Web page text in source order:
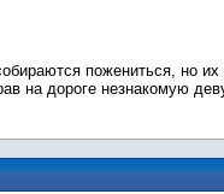
пожениться, но их
на дороге незнакомую